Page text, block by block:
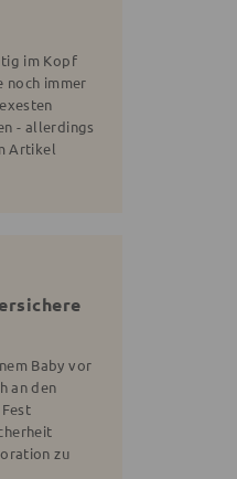
im Kopf
noch immer
- allerdings
Artikel
Baby vor
an den
zu